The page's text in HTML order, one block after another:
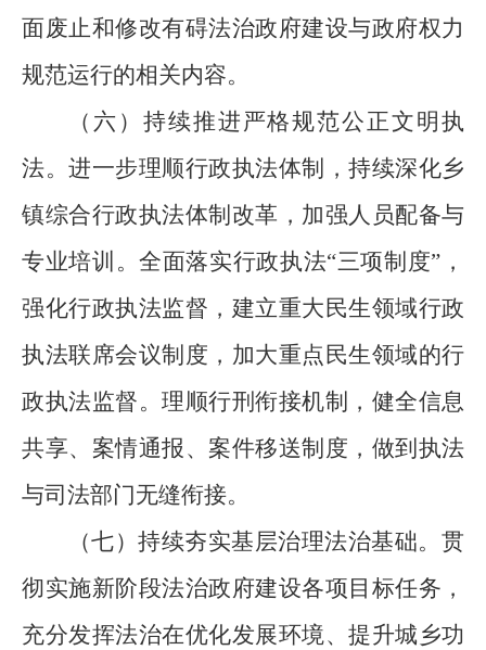
面废止和修改有碍法治政府建设与政府权力
规范运行的相关内容。
（六）持续推进严格规范公正文明执
法。 进一步理顺行政执法体制，持续深化乡
镇综合行政执法体制改革，加强人员配备与
专业培训。全面落实行政执法“三项制度”，
强化行政执法监督，建立重大民生领域行政
执法联席会议制度，加大重点民生领域的行
政执法监督。理顺行刑衔接机制，健全信息
共享、案情通报、案件移送制度，做到执法
与司法部门无缝衔接。
（七）持续夯实基层治理法治基础。 贯
彻实施新阶段法治政府建设各项目标任务，
充分发挥法治在优化发展环境、提升城乡功